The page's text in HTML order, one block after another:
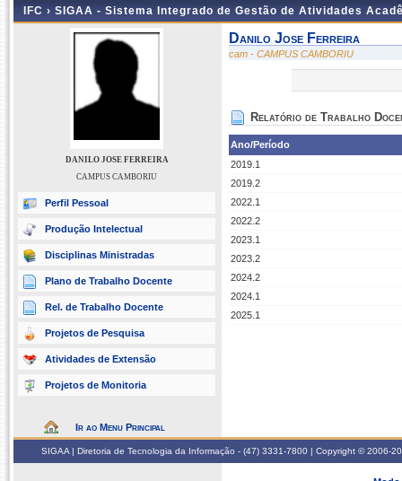
IFC › SIGAA - Sistema Integrado de Gestão de Atividades
DANILO JOSE FERREIRA
CAMPUS CAMBORIU
Perfil Pessoal
Produção Intelectual
Disciplinas Ministradas
Plano de Trabalho Docente
Rel. de Trabalho Docente
Projetos de Pesquisa
Atividades de Extensão
Projetos de Monitoria
Ir ao Menu Principal
Danilo Jose Ferreira
cam - CAMPUS CAMBORIU
Relatório de Trabalho
Ano/Período
2019.1
2019.2
2022.1
2022.2
2023.1
2023.2
2024.2
2024.1
2025.1
SIGAA | Diretoria de Tecnologia da Informação - (47) 3331-7800 | Copyright © 2006-